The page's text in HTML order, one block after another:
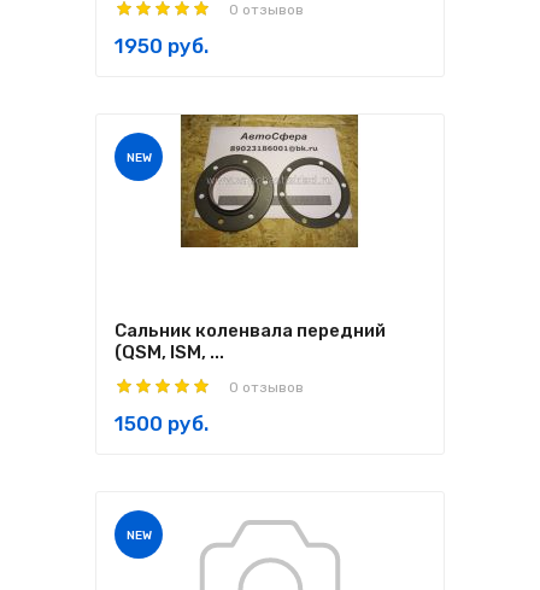
0 отзывов
1950 руб.
NEW
Сальник коленвала передний
(QSM, ISM, ...
0 отзывов
1500 руб.
NEW